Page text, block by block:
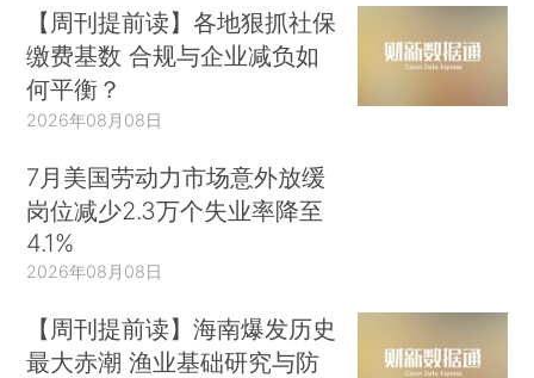
【周刊提前读】各地狠抓社保
缴费基数 合规与企业减负如
何平衡？
2026年08月08日
7月美国劳动力市场意外放缓
岗位减少2.3万个失业率降至
4.1%
2026年08月08日
【周刊提前读】海南爆发历史
最大赤潮 渔业基础研究与防